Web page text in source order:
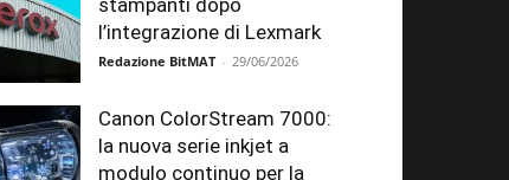
stampanti dopo
l’integrazione di Lexmark
Redazione BitMAT - 29/06/2026
Canon ColorStream 7000:
la nuova serie inkjet a
modulo continuo per la